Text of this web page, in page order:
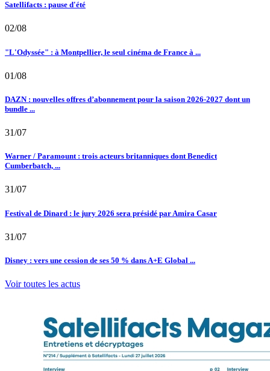
Satellifacts : pause d'été
02/08
"L'Odyssée" : à Montpellier, le seul cinéma de France à ...
01/08
DAZN : nouvelles offres d’abonnement pour la saison 2026-2027 dont un
bundle ...
31/07
Warner / Paramount : trois acteurs britanniques dont Benedict
Cumberbatch, ...
31/07
Festival de Dinard : le jury 2026 sera présidé par Amira Casar
31/07
Disney : vers une cession de ses 50 % dans A+E Global ...
Voir toutes les actus